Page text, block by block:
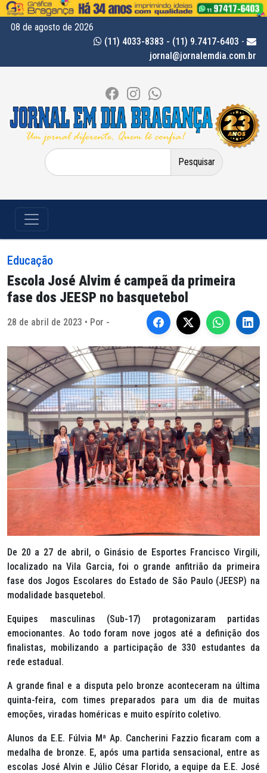
08 de agosto de 2026
(11) 4033-8383 - (11) 9.7417-6403 -
jornal@jornalemdia.com.br
Pesquisar
por:
Educação
Escola José Alvim é campeã da primeira
fase dos JEESP no basquetebol
28 de abril de 2023 • Por -
De 20 a 27 de abril, o Ginásio de Esportes Francisco Virgili,
localizado na Vila Garcia, foi o grande anfitrião da primeira
fase dos Jogos Escolares do Estado de São Paulo (JEESP) na
modalidade basquetebol.
Equipes masculinas (Sub-17) protagonizaram partidas
emocionantes. Ao todo foram nove jogos até a definição dos
finalistas, mobilizando a participação de 330 estudantes da
rede estadual.
A grande final e a disputa pelo bronze aconteceram na última
quinta-feira, com times preparados para um dia de muitas
emoções, viradas homéricas e muito espírito coletivo.
Alunos da E.E. Fúlvia Mª Ap. Cancherini Fazzio ficaram com a
medalha de bronze. E, após uma partida sensacional, entre as
escolas José Alvin e Júlio César Florido, a equipe da E.E. José